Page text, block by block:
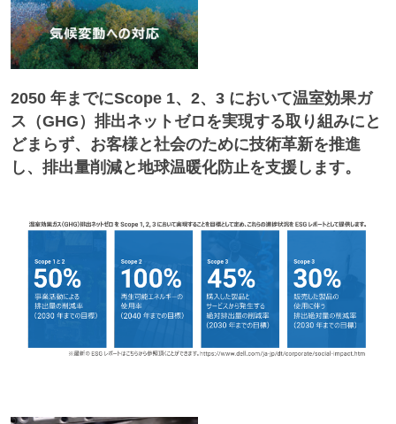
2050 年までにScope 1、2、3 において温室効果ガ
ス（GHG）排出ネットゼロを実現する取り組みにと
どまらず、お客様と社会のために技術革新を推進
し、排出量削減と地球温暖化防止を支援します。